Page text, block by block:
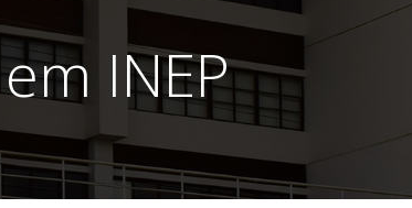
INEP